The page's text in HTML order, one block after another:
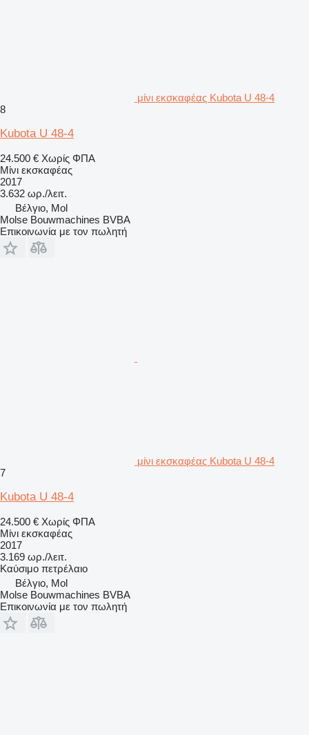
μίνι εκσκαφέας Kubota U 48-4
8
Kubota U 48-4
24.500 € Χωρίς ΦΠΑ
Μίνι εκσκαφέας
2017
3.632 ωρ./λειτ.
Βέλγιο, Mol
Molse Bouwmachines BVBA
Επικοινωνία με τον πωλητή
μίνι εκσκαφέας Kubota U 48-4
7
Kubota U 48-4
24.500 € Χωρίς ΦΠΑ
Μίνι εκσκαφέας
2017
3.169 ωρ./λειτ.
Καύσιμο πετρέλαιο
Βέλγιο, Mol
Molse Bouwmachines BVBA
Επικοινωνία με τον πωλητή